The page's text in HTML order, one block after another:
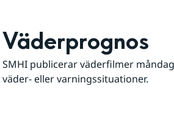
Väderprognos
SMHI publicerar väderfilmer
väder- eller varningssituationer.